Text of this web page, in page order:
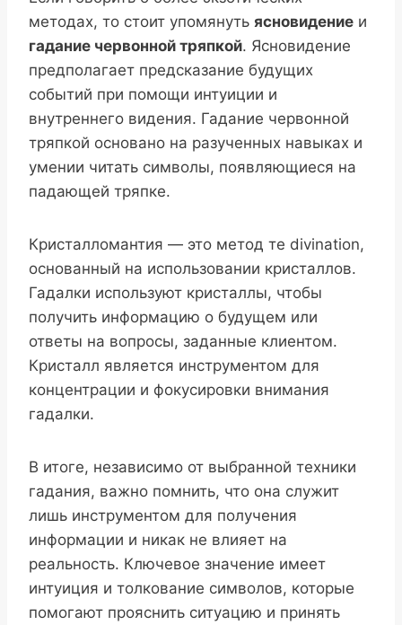
методах, то стоит упомянуть ясновидение и
гадание червонной тряпкой. Ясновидение
предполагает предсказание будущих
событий при помощи интуиции и
внутреннего видения. Гадание червонной
тряпкой основано на разученных навыках и
умении читать символы, появляющиеся на
падающей тряпке.
Кристалломантия — это метод те divination,
основанный на использовании кристаллов.
Гадалки используют кристаллы, чтобы
получить информацию о будущем или
ответы на вопросы, заданные клиентом.
Кристалл является инструментом для
концентрации и фокусировки внимания
гадалки.
В итоге, независимо от выбранной техники
гадания, важно помнить, что она служит
лишь инструментом для получения
информации и никак не влияет на
реальность. Ключевое значение имеет
интуиция и толкование символов, которые
помогают прояснить ситуацию и принять